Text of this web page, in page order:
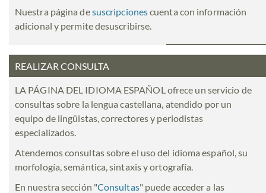
Nuestra página desuscripcionescuenta con información
adicional y permite desuscribirse.
REALIZAR CONSULTA
LA PÁGINA DEL IDIOMA ESPAÑOL ofrece un servicio de
consultas sobre la lengua castellana, atendido por un
equipo de lingüistas, correctores y periodistas
especializados.
Atendemos consultas sobre el uso del idioma español, su
morfología, semántica, sintaxis y ortografía.
En nuestra sección "Consultas" puede acceder a las